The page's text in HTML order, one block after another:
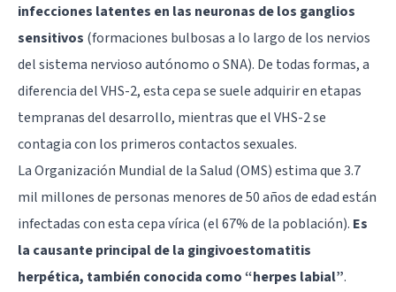
infecciones latentes en las neuronas de los ganglios
sensitivos (formaciones bulbosas a lo largo de los nervios
del sistema nervioso autónomo o SNA). De todas formas, a
diferencia del VHS-2, esta cepa se suele adquirir en etapas
tempranas del desarrollo, mientras que el VHS-2 se
contagia con los primeros contactos sexuales.
La Organización Mundial de la Salud (OMS) estima que 3.7
mil millones de personas menores de 50 años de edad están
infectadas con esta cepa vírica (el 67% de la población). Es
la causante principal de la gingivoestomatitis
herpética, también conocida como “herpes labial”.